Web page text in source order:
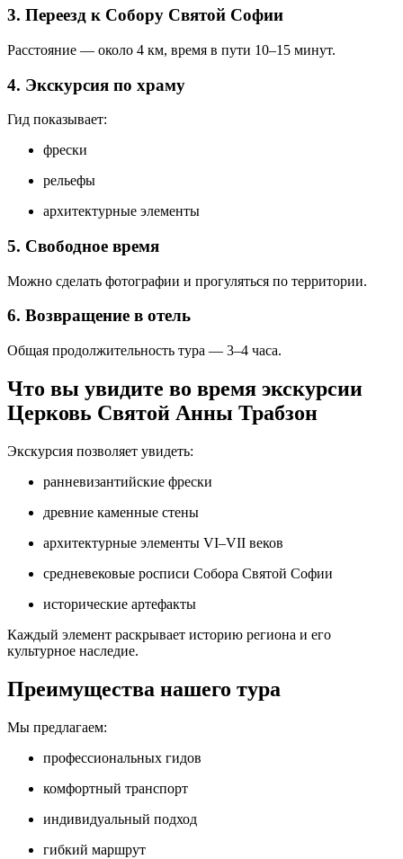
3. Переезд к Собору Святой Софии
Расстояние — около 4 км, время в пути 10–15 минут.
4. Экскурсия по храму
Гид показывает:
фрески
рельефы
архитектурные элементы
5. Свободное время
Можно сделать фотографии и прогуляться по территории.
6. Возвращение в отель
Общая продолжительность тура — 3–4 часа.
Что вы увидите во время экскурсии
Церковь Святой Анны Трабзон
Экскурсия позволяет увидеть:
ранневизантийские фрески
древние каменные стены
архитектурные элементы VI–VII веков
средневековые росписи Собора Святой Софии
исторические артефакты
Каждый элемент раскрывает историю региона и его
культурное наследие.
Преимущества нашего тура
Мы предлагаем:
профессиональных гидов
комфортный транспорт
индивидуальный подход
гибкий маршрут